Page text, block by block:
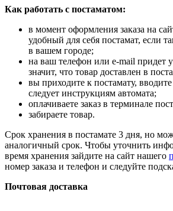
Как работать с постаматом:
в момент оформления заказа на
удобный для себя постамат, если
в вашем городе;
на ваш телефон или e-mail придет
значит, что товар доставлен в
вы приходите к постамату,
следует инструкциям автомата;
оплачиваете заказ в терминале
забираете товар.
Срок хранения в постамате 3 дня, но
аналогичный срок. Чтобы уточнить
время хранения зайдите на сайт нашего
номер заказа и телефон и следуйте
Почтовая доставка